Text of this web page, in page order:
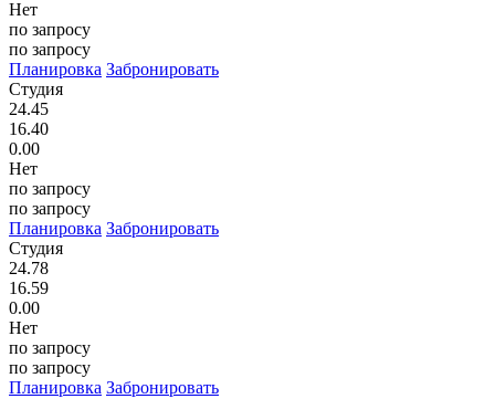
Нет
по запросу
по запросу
Планировка Забронировать
Студия
24.45
16.40
0.00
Нет
по запросу
по запросу
Планировка Забронировать
Студия
24.78
16.59
0.00
Нет
по запросу
по запросу
Планировка Забронировать